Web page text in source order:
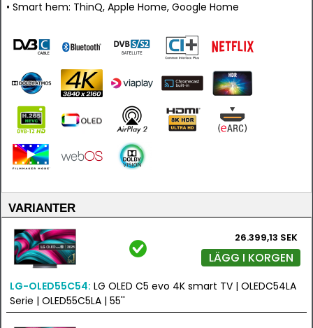
• Smart hem: ThinQ, Apple Home, Google Home
VARIANTER
26.399,13 SEK
LÄGG I KORGEN
LG-OLED55C54: LG OLED C5 evo 4K smart TV | OLEDC54LA
Serie | OLED55C5LA | 55''